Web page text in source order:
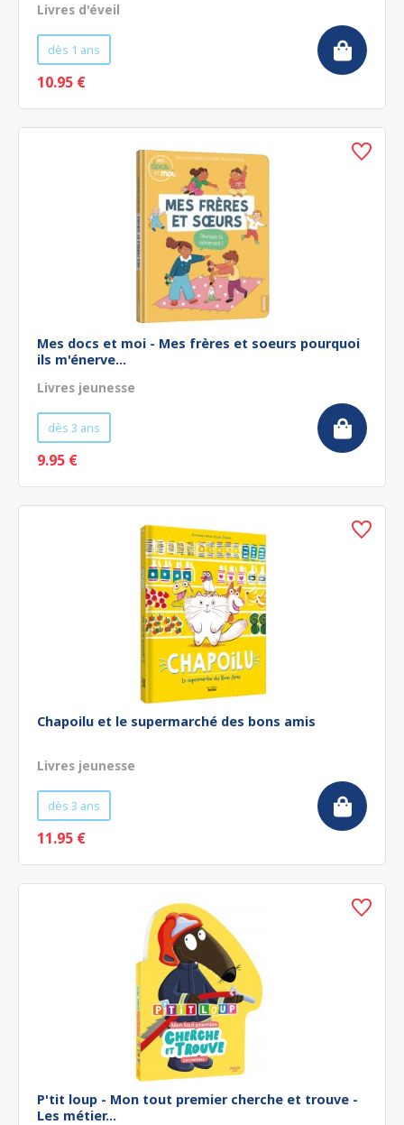
Livres d'éveil
dès 1 ans
10.95 €
Mes docs et moi - Mes frères et soeurs pourquoi
ils m'énerve...
Livres jeunesse
dès 3 ans
9.95 €
Chapoilu et le supermarché des bons amis
Livres jeunesse
dès 3 ans
11.95 €
P'tit loup - Mon tout premier cherche et trouve -
Les métier...